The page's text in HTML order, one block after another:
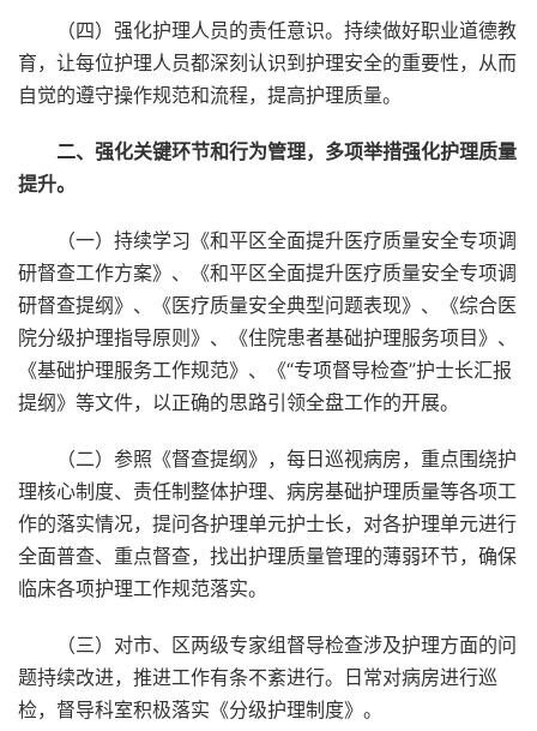
（四）强化护理人员的责任意识。持续做好职业道德教
育，让每位护理人员都深刻认识到护理安全的重要性，从而
自觉的遵守操作规范和流程，提高护理质量。
二、强化关键环节和行为管理，多项举措强化护理质量
提升。
（一）持续学习《和平区全面提升医疗质量安全专项调
研督查工作方案》、《和平区全面提升医疗质量安全专项调
研督查提纲》、《医疗质量安全典型问题表现》、《综合医
院分级护理指导原则》、《住院患者基础护理服务项目》、
《基础护理服务工作规范》、《“专项督导检查”护士长汇报
提纲》等文件，以正确的思路引领全盘工作的开展。
（二）参照《督查提纲》，每日巡视病房，重点围绕护
理核心制度、责任制整体护理、病房基础护理质量等各项工
作的落实情况，提问各护理单元护士长，对各护理单元进行
全面普查、重点督查，找出护理质量管理的薄弱环节，确保
临床各项护理工作规范落实。
（三）对市、区两级专家组督导检查涉及护理方面的问
题持续改进，推进工作有条不紊进行。日常对病房进行巡
检，督导科室积极落实《分级护理制度》。